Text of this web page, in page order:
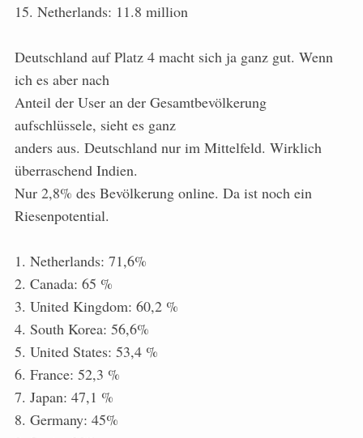
15. Netherlands: 11.8 million
Deutschland auf Platz 4 macht sich ja ganz gut. Wenn
ich es aber nach
Anteil der User an der Gesamtbevölkerung
aufschlüssele, sieht es ganz
anders aus. Deutschland nur im Mittelfeld. Wirklich
überraschend Indien.
Nur 2,8% des Bevölkerung online. Da ist noch ein
Riesenpotential.
1. Netherlands: 71,6%
2. Canada: 65 %
3. United Kingdom: 60,2 %
4. South Korea: 56,6%
5. United States: 53,4 %
6. France: 52,3 %
7. Japan: 47,1 %
8. Germany: 45%